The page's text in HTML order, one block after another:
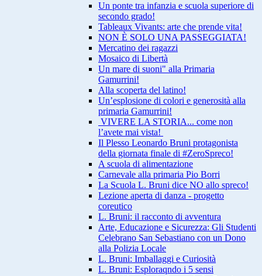
Un ponte tra infanzia e scuola superiore di
secondo grado!
Tableaux Vivants: arte che prende vita!
NON È SOLO UNA PASSEGGIATA!
Mercatino dei ragazzi
Mosaico di Libertà
Un mare di suoni" alla Primaria
Gamurrini!
Alla scoperta del latino!
Un’esplosione di colori e generosità alla
primaria Gamurrini!
VIVERE LA STORIA... come non
l’avete mai vista!
Il Plesso Leonardo Bruni protagonista
della giornata finale di #ZeroSpreco!
A scuola di alimentazione
Carnevale alla primaria Pio Borri
La Scuola L. Bruni dice NO allo spreco!
Lezione aperta di danza - progetto
coreutico
L. Bruni: il racconto di avventura
Arte, Educazione e Sicurezza: Gli Studenti
Celebrano San Sebastiano con un Dono
alla Polizia Locale
L. Bruni: Imballaggi e Curiosità
L. Bruni: Esploraqndo i 5 sensi